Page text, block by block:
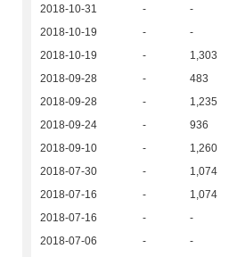
2018-10-31
- -
2018-10-19
- -
2018-10-19
- 1,303
2018-09-28
- 483
2018-09-28
- 1,235
2018-09-24
- 936
2018-09-10
- 1,260
2018-07-30
- 1,074
2018-07-16
- 1,074
2018-07-16
- -
2018-07-06
- -